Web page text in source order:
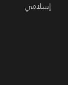
إسلامي